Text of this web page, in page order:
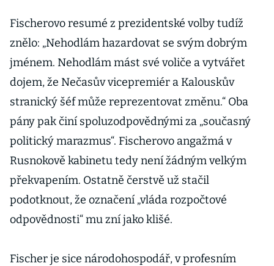
Fischerovo resumé z prezidentské volby tudíž
znělo: „Nehodlám hazardovat se svým dobrým
jménem. Nehodlám mást své voliče a vytvářet
dojem, že Nečasův vicepremiér a Kalouskův
stranický šéf může reprezentovat změnu.“ Oba
pány pak činí spoluzodpovědnými za „současný
politický marazmus“. Fischerovo angažmá v
Rusnokově kabinetu tedy není žádným velkým
překvapením. Ostatně čerstvě už stačil
podotknout, že označení „vláda rozpočtové
odpovědnosti“ mu zní jako klišé.
Fischer je sice národohospodář, v profesním